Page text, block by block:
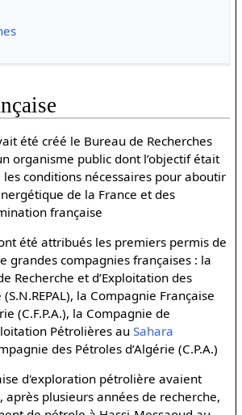
été créé le Bureau de Recherches
organisme public dont l’objectif était
conditions nécessaires pour aboutir
de la France et des
française
été attribués les premiers permis de
grandes compagnies françaises : la
Recherche et d’Exploitation des
la Compagnie Française
(C.F.P.A.), la Compagnie de
Pétrolières au Sahara
des Pétroles d’Algérie (C.P.A.)
d'exploration pétrolière avaient
après plusieurs années de recherche,